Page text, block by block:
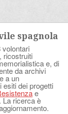
spagnola
volontari
ricostruiti
e, di
da archivi
a un
esiti dei progetti
e
La ricerca è